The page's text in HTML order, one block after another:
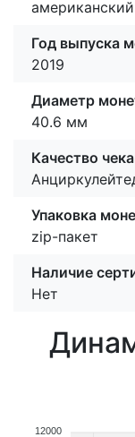
Год выпуска
2019
Диаметр
40.6 мм
Качество
Упаковка
zip-пакет
Наличие
Нет
12000